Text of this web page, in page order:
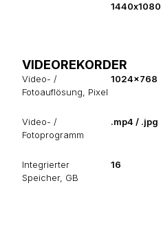
1440х1080
VIDEOREKORDER
Video- /
Fotoauflösung, Pixel
1024x768
Video- /
Fotoprogramm
.mp4 / .jpg
Integrierter
Speicher, GB
16